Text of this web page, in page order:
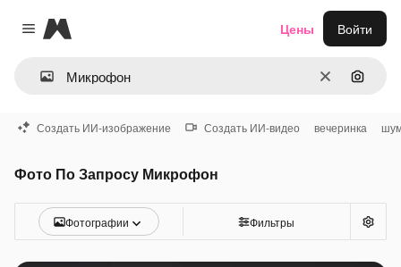
Close menu
Magnific
ОчиститьПоиск
Цены Войти
Создать ИИ-изображение Создать ИИ-видео вечеринка
Фото По Запросу Микрофон
Фотографии Фильтры